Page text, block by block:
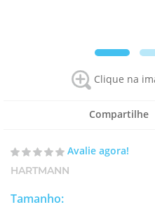
Clique na
Compartilhe
Avalie agora!
HARTMANN
Tamanho: